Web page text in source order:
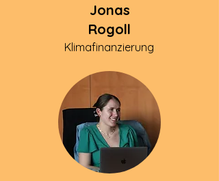
Jonas
Rogoll
Klimafinanzierung